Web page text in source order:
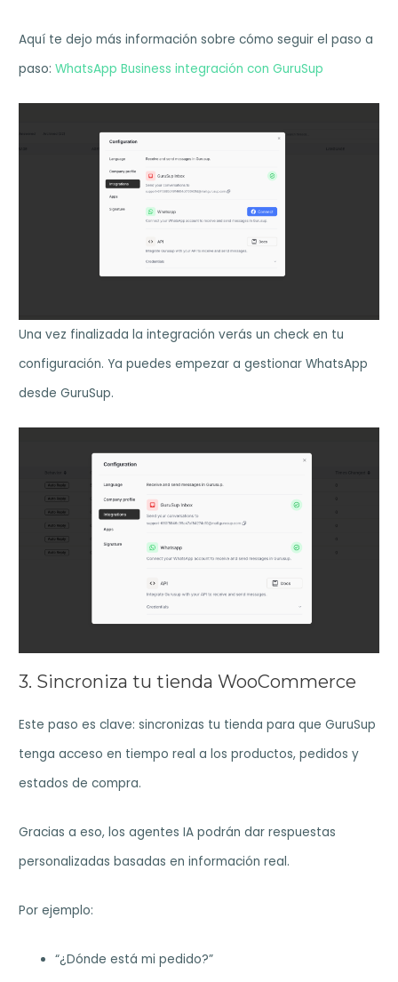
Aquí te dejo más información sobre cómo seguir el paso a
paso:WhatsApp Business integración con GuruSup
Una vez finalizada la integración verás un check en tu
configuración. Ya puedes empezar a gestionar WhatsApp
desde GuruSup.
3. Sincroniza tu tienda WooCommerce
Este paso es clave: sincronizas tu tienda para que GuruSup
tenga acceso en tiempo real a los productos, pedidos y
estados de compra.
Gracias a eso, los agentes IA podrán dar respuestas
personalizadas basadas en información real.
Por ejemplo:
“¿Dónde está mi pedido?”